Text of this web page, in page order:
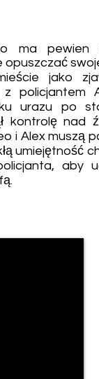
ma pewien
jako
policjantem
urazu po
kontrolę nad
i Alex muszą
umiejętność
aby